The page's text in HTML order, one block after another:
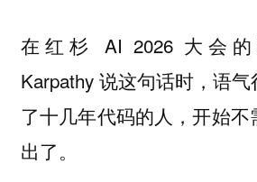
在红杉 AI 2026 大会的
Karpathy 说这句话时，语
了十几年代码的人，开始
出了。